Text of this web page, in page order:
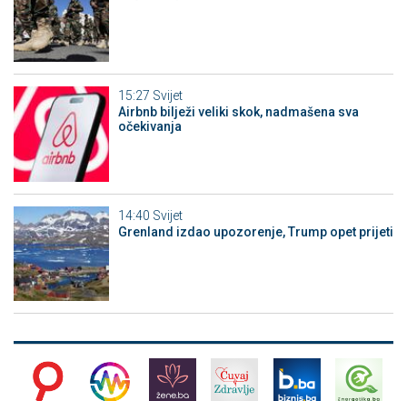
15:27 Svijet
Airbnb bilježi veliki skok, nadmašena sva
očekivanja
14:40 Svijet
Grenland izdao upozorenje, Trump opet prijeti